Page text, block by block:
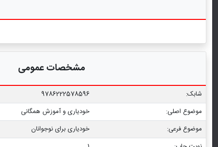
مشخصات عمومی
شابک:
9786222578596
موضوع اصلی:
خودیاری و آموزش همگانی
موضوع فرعی:
خودیاری برای نوجوانان